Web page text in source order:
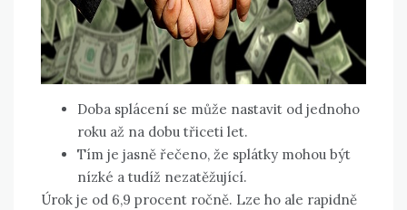
Doba splácení se může nastavit od jednoho
roku až na dobu třiceti let.
Tím je jasně řečeno, že splátky mohou být
nízké a tudíž nezatěžující.
Úrok je od 6,9 procent ročně. Lze ho ale rapidně